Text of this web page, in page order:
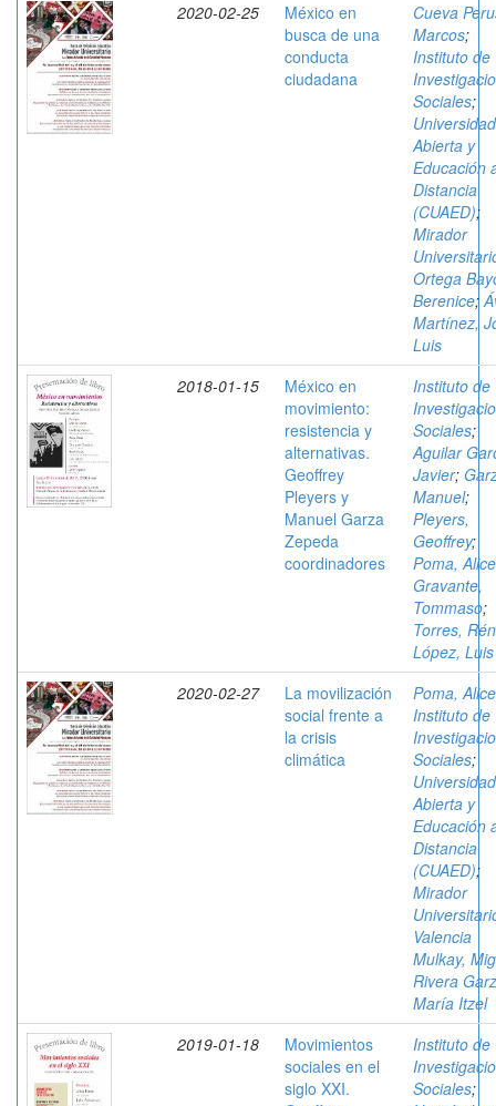
2020-02-25
México en
busca de una
conducta
ciudadana
Cueva
Marcos;
Instituto de
Sociales;
Universidad
Abierta y
Educación
Distancia
(CUAED);
Mirador
Ortega
Berenice;
Martínez,
Luis
2018-01-15
México en
movimiento:
resistencia y
alternativas.
Geoffrey
Pleyers y
Manuel Garza
Zepeda
coordinadores
Instituto de
Sociales;
Aguilar
Javier;
Manuel;
Pleyers,
Geoffrey;
Poma, Alice
Gravante,
Tommaso;
Torres,
López, Luis
2020-02-27
La movilización
social frente a
la crisis
climática
Poma, Alice
Instituto de
Sociales;
Universidad
Abierta y
Educación
Distancia
(CUAED);
Mirador
Valencia
Mulkay,
Rivera
María Itzel
2019-01-18
Movimientos
sociales en el
siglo XXI.
Instituto de
Sociales;